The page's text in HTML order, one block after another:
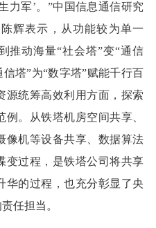
力军’。”中国信息通信研究
辉表示，从功能较为单一
推动海量“社会塔”变“通信
塔”为“数字塔”赋能千行百
源统筹高效利用方面，探索
。从铁塔机房空间共享、
像机等设备共享、数据算法
变过程，是铁塔公司将共享
华的过程，也充分彰显了央
任担当。